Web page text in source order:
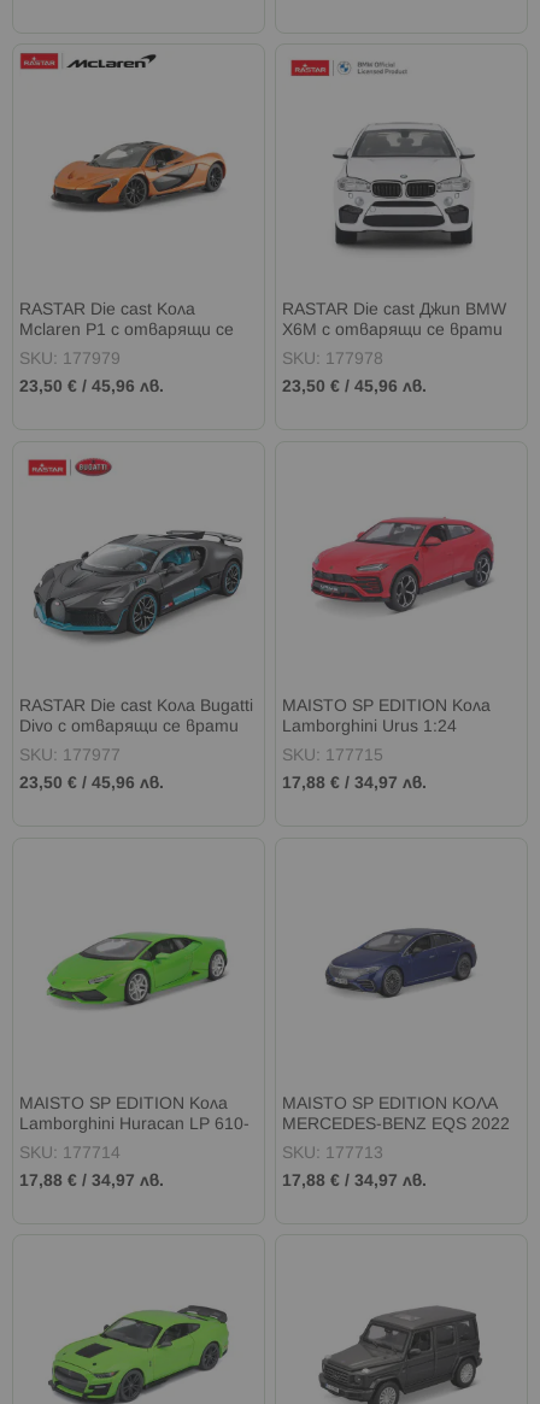
RASTAR Die cast Кола
Mclaren P1 с отварящи се
врати 1:24
SKU: 177979
23,50 € / 45,96 лв.
RASTAR Die cast Джип BMW
X6M с отварящи се врати
1:24
SKU: 177978
23,50 € /45,96 лв.
RASTAR Die cast Кола Bugatti
Divo с отварящи се врати
1:24
SKU: 177977
23,50 € / 45,96 лв.
MAISTO SP EDITION Кола
Lamborghini Urus 1:24
червена
SKU: 177715
17,88 € /34,97 лв.
MAISTO SP EDITION Кола
Lamborghini Huracan LP 610-
4 1:24 зелена
SKU: 177714
17,88 € / 34,97 лв.
MAISTO SP EDITION КОЛА
MERCEDES-BENZ EQS 2022
1:24 синя
SKU: 177713
17,88 € /34,97 лв.